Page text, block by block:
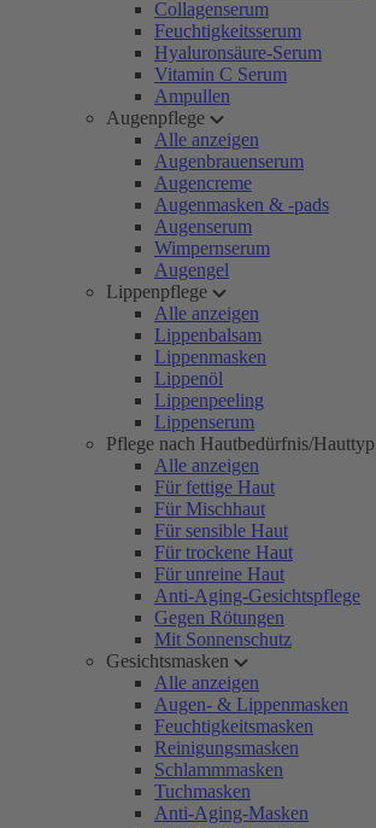
Collagenserum
Feuchtigkeitsserum
Hyaluronsäure-Serum
Vitamin C Serum
Ampullen
Augenpflege
Alle anzeigen
Augenbrauenserum
Augencreme
Augenmasken & -pads
Augenserum
Wimpernserum
Augengel
Lippenpflege
Alle anzeigen
Lippenbalsam
Lippenmasken
Lippenöl
Lippenpeeling
Lippenserum
Pflege nach Hautbedürfnis/Hauttyp
Alle anzeigen
Für fettige Haut
Für Mischhaut
Für sensible Haut
Für trockene Haut
Für unreine Haut
Anti-Aging-Gesichtspflege
Gegen Rötungen
Mit Sonnenschutz
Gesichtsmasken
Alle anzeigen
Augen- & Lippenmasken
Feuchtigkeitsmasken
Reinigungsmasken
Schlammmasken
Tuchmasken
Anti-Aging-Masken